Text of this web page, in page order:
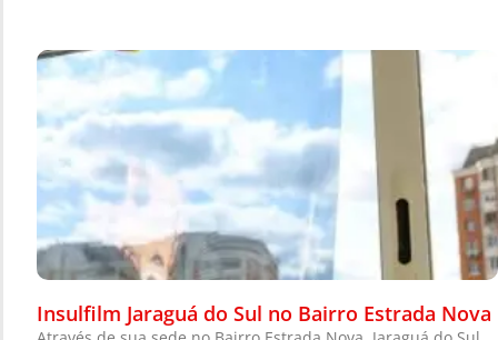
Insulfilm Jaraguá do Sul no Bairro Estrada Nova